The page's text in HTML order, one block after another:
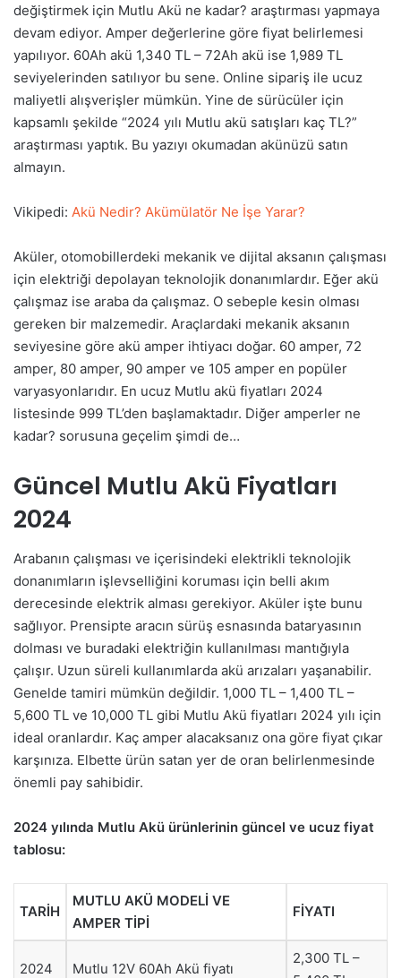
değiştirmek için Mutlu Akü ne kadar? araştırması yapmaya
devam ediyor. Amper değerlerine göre fiyat belirlemesi
yapılıyor. 60Ah akü 1,340 TL – 72Ah akü ise 1,989 TL
seviyelerinden satılıyor bu sene. Online sipariş ile ucuz
maliyetli alışverişler mümkün. Yine de sürücüler için
kapsamlı şekilde “2024 yılı Mutlu akü satışları kaç TL?”
araştırması yaptık. Bu yazıyı okumadan akünüzü satın
almayın.
Vikipedi: Akü Nedir? Akümülatör Ne İşe Yarar?
Aküler, otomobillerdeki mekanik ve dijital aksanın çalışması
için elektriği depolayan teknolojik donanımlardır. Eğer akü
çalışmaz ise araba da çalışmaz. O sebeple kesin olması
gereken bir malzemedir. Araçlardaki mekanik aksanın
seviyesine göre akü amper ihtiyacı doğar. 60 amper, 72
amper, 80 amper, 90 amper ve 105 amper en popüler
varyasyonlarıdır. En ucuz Mutlu akü fiyatları 2024
listesinde 999 TL’den başlamaktadır. Diğer amperler ne
kadar? sorusuna geçelim şimdi de…
Güncel Mutlu Akü Fiyatları
2024
Arabanın çalışması ve içerisindeki elektrikli teknolojik
donanımların işlevselliğini koruması için belli akım
derecesinde elektrik alması gerekiyor. Aküler işte bunu
sağlıyor. Prensipte aracın sürüş esnasında bataryasının
dolması ve buradaki elektriğin kullanılması mantığıyla
çalışır. Uzun süreli kullanımlarda akü arızaları yaşanabilir.
Genelde tamiri mümkün değildir. 1,000 TL – 1,400 TL –
5,600 TL ve 10,000 TL gibi Mutlu Akü fiyatları 2024 yılı için
ideal oranlardır. Kaç amper alacaksanız ona göre fiyat çıkar
karşınıza. Elbette ürün satan yer de oran belirlenmesinde
önemli pay sahibidir.
2024 yılında Mutlu Akü ürünlerinin güncel ve ucuz fiyat
tablosu:
TARİH
MUTLU AKÜ MODELİ VE
AMPER TİPİ
FİYATI
2024 Mutlu 12V 60Ah Akü fiyatı
2,300 TL –